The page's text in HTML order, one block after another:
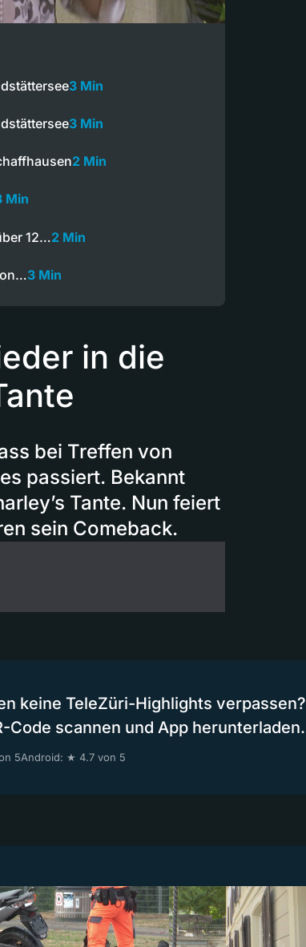
3 Min
3 Min
2 Min
Min
12…2 Min
3 Min
in die
bei Treffen von
passiert. Bekannt
Tante. Nun feiert
sein Comeback.
keine TeleZüri-Highlights verpassen?
Code scannen und App herunterladen.
5Android: ★ 4.7 von 5